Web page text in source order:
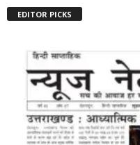
EDITOR PICKS